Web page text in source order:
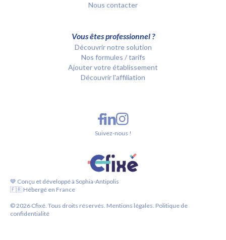
Nous contacter
Vous êtes professionnel ?
Découvrir notre solution
Nos formules / tarifs
Ajouter votre établissement
Découvrir l'affiliation
💙 Conçu et développé à Sophia-Antipolis
🇫🇷 Hébergé en France
©2026 Cfixé. Tous droits réservés. Mentions légales. Politique de
confidentialité
Suivez-nous !